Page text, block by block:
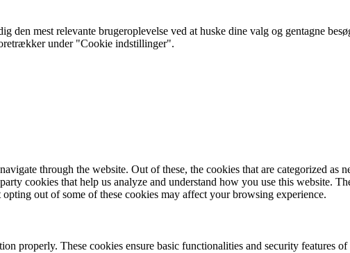
den mest relevante brugeroplevelse ved at huske dine valg og gentagne
under "Cookie indstillinger".
through the website. Out of these, the cookies that are categorized as
cookies that help us analyze and understand how you use this website.
out of some of these cookies may affect your browsing experience.
properly. These cookies ensure basic functionalities and security features